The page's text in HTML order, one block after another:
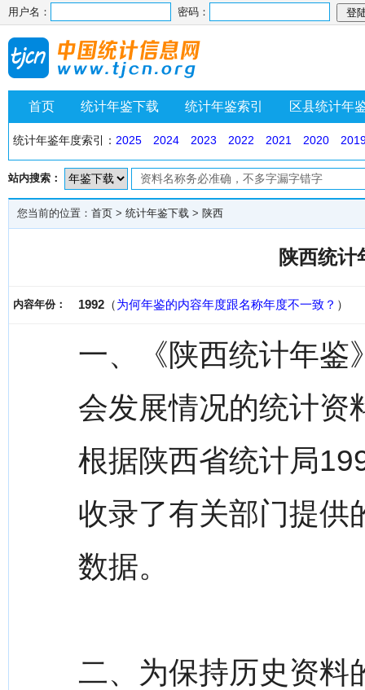
用户名： 密码：
首页 统计年鉴下载 统计年鉴索引 区县统计年
统计年鉴年度索引： 2025 2024 2023 2022 2021 2020
站内搜索：
您当前的位置： 首页 > 统计年鉴下载 > 陕西
陕西统计
内容年份： 1992 （为何年鉴的内容年度跟名称年度不一致？ ）
一、《陕西统计年鉴
会发展情况的统计资
根据陕西省统计局
收录了有关部门提供
数据。
二、为保持历史资料